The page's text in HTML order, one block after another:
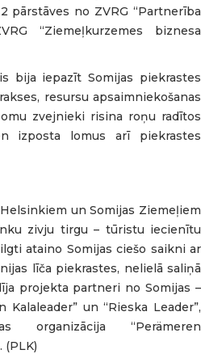
pārstāves no ZVRG “Partnerība
“Ziemeļkurzemes biznesa
bija iepazīt Somijas piekrastes
resursu apsaimniekošanas
zvejnieki risina roņu radītos
izposta lomus arī piekrastes
un Somijas Ziemeļiem
zivju tirgu – tūristu iecienītu
ataino Somijas ciešo saikni ar
līča piekrastes, nelielā saliņā
projekta partneri no Somijas –
Kalaleader” un “Rieska Leader”,
organizācija “Perämeren
(PLK)